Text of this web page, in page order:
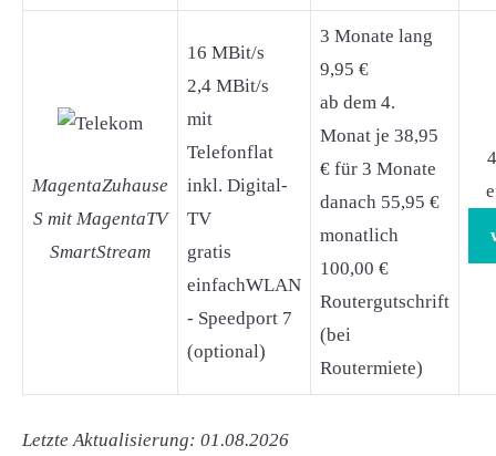
MagentaZuhause
S mit MagentaTV
SmartStream
16 MBit/s
2,4 MBit/s
mit
Telefonflat
inkl. Digital-
TV
gratis
einfachWLAN
- Speedport 7
(optional)
3 Monate lang
9,95 €
ab dem 4.
Monat je 38,95
€ für 3 Monate
danach 55,95 €
monatlich
100,00 €
Routergutschrift
(bei
Routermiete)
Letzte Aktualisierung: 01.08.2026